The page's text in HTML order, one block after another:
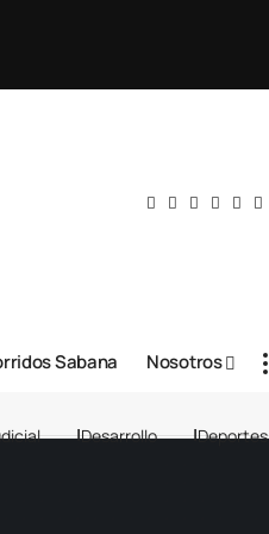
Sabana Nosotros
Desarrollo Deportes